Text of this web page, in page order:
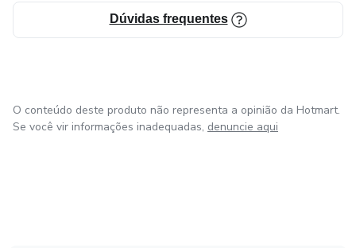
Dúvidas frequentes
O conteúdo deste produto não representa a opinião da Hotmart.
Se você vir informações inadequadas, denuncie aqui